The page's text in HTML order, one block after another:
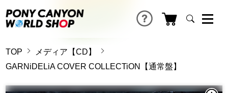
TOP
メディア【CD】
GARNiDELiA COVER COLLECTiON【通常盤】